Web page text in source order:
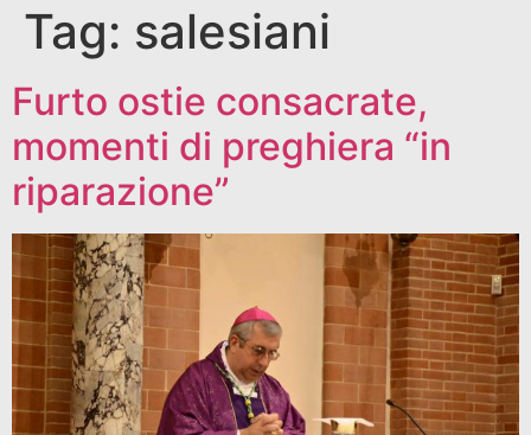
Tag: salesiani
Furto ostie consacrate,
momenti di preghiera “in
riparazione”